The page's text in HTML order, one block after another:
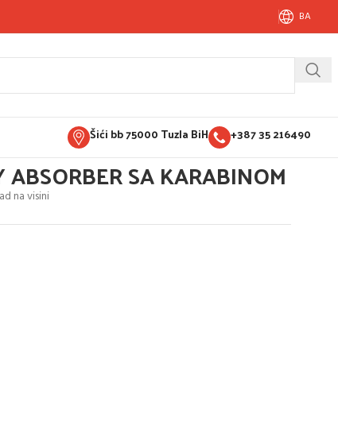
BA
Šići bb 75000 Tuzla BiH +387 35 216490
SA KARABINOM
na visini